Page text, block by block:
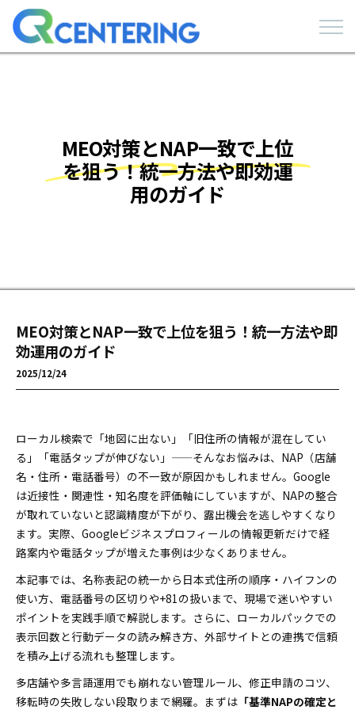
MEO対策とNAP一致で上位
を狙う！統一方法や即効運
用のガイド
MEO対策とNAP一致で上位を狙う！統一方法や即
効運用のガイド
2025/12/24
ローカル検索で「地図に出ない」「旧住所の情報が混在してい
る」「電話タップが伸びない」——そんなお悩みは、NAP（店舗
名・住所・電話番号）の不一致が原因かもしれません。Google
は近接性・関連性・知名度を評価軸にしていますが、NAPの整合
が取れていないと認識精度が下がり、露出機会を逃しやすくなり
ます。実際、Googleビジネスプロフィールの情報更新だけで経
路案内や電話タップが増えた事例は少なくありません。
本記事では、名称表記の統一から日本式住所の順序・ハイフンの
使い方、電話番号の区切りや+81の扱いまで、現場で迷いやすい
ポイントを実践手順で解説します。さらに、ローカルパックでの
表示回数と行動データの読み解き方、外部サイトとの連携で信頼
を積み上げる流れも整理します。
多店舗や多言語運用でも崩れない管理ルール、修正申請のコツ、
移転時の失敗しない段取りまで網羅。まずは 「基準NAPの確定と